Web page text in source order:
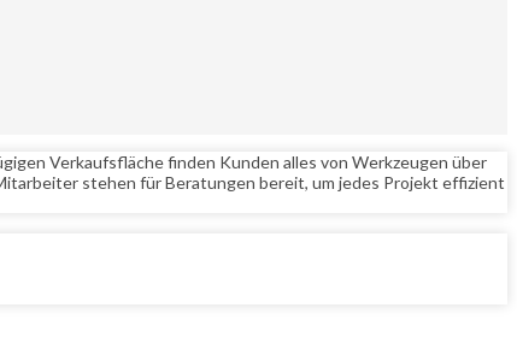
Verkaufsfläche finden Kunden alles von Werkzeugen über
stehen für Beratungen bereit, um jedes Projekt effizient